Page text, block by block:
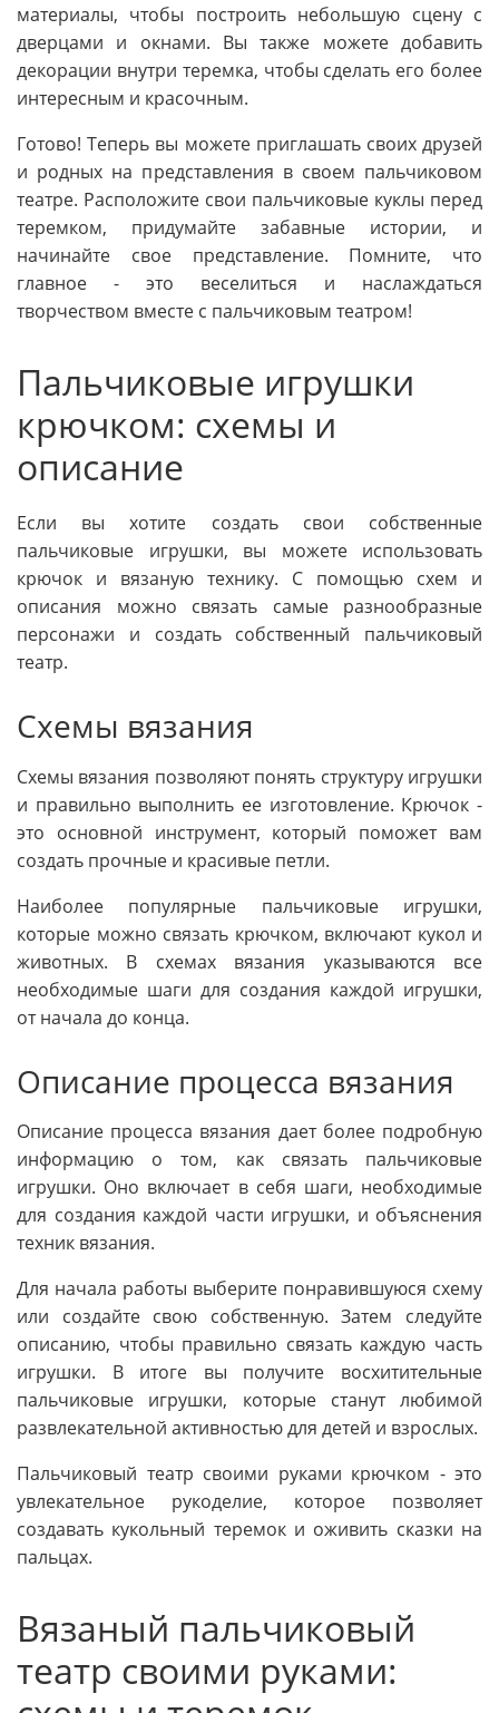
материалы, чтобы построить небольшую сцену с
дверцами и окнами. Вы также можете добавить
декорации внутри теремка, чтобы сделать его более
интересным и красочным.
Готово! Теперь вы можете приглашать своих друзей
и родных на представления в своем пальчиковом
театре. Расположите свои пальчиковые куклы перед
теремком, придумайте забавные истории, и
начинайте свое представление. Помните, что
главное - это веселиться и наслаждаться
творчеством вместе с пальчиковым театром!
Пальчиковые игрушки
крючком: схемы и
описание
Если вы хотите создать свои собственные
пальчиковые игрушки, вы можете использовать
крючок и вязаную технику. С помощью схем и
описания можно связать самые разнообразные
персонажи и создать собственный пальчиковый
театр.
Схемы вязания
Схемы вязания позволяют понять структуру игрушки
и правильно выполнить ее изготовление. Крючок -
это основной инструмент, который поможет вам
создать прочные и красивые петли.
Наиболее популярные пальчиковые игрушки,
которые можно связать крючком, включают кукол и
животных. В схемах вязания указываются все
необходимые шаги для создания каждой игрушки,
от начала до конца.
Описание процесса вязания
Описание процесса вязания дает более подробную
информацию о том, как связать пальчиковые
игрушки. Оно включает в себя шаги, необходимые
для создания каждой части игрушки, и объяснения
техник вязания.
Для начала работы выберите понравившуюся схему
или создайте свою собственную. Затем следуйте
описанию, чтобы правильно связать каждую часть
игрушки. В итоге вы получите восхитительные
пальчиковые игрушки, которые станут любимой
развлекательной активностью для детей и взрослых.
Пальчиковый театр своими руками крючком - это
увлекательное рукоделие, которое позволяет
создавать кукольный теремок и оживить сказки на
пальцах.
Вязаный пальчиковый
театр своими руками: